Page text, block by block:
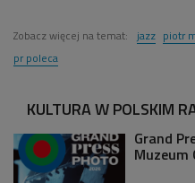
Zobacz więcej na temat: jazz piotr
pr poleca
KULTURA W POLSKIM
Grand
Muzeum